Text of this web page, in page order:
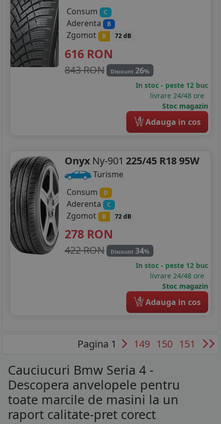
Consum
C
Aderenta B
Zgomot B 72 dB
616 RON
843 RON Discount 26%
In stoc - peste 12 buc
livrare 24/48 ore
Stoc magazin
4 Adauga in cos
Onyx Ny-901 225/45 R18 95W
Turisme
Consum
D
Aderenta C
Zgomot B 72 dB
278 RON
422 RON Discount 34%
In stoc - peste 12 buc
livrare 24/48 ore
Stoc magazin
4 Adauga in cos
Pagina 1 149 150 151
Cauciucuri Bmw Seria 4 -
Descopera anvelopele pentru
toate marcile de masini la un
raport calitate-pret corect